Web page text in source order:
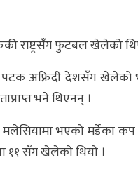
राष्ट्रसँग फुटबल खेलेको
अफ्रिदी देशसँग खेलेको
भने थिएनन् ।
भएको मर्डेका
११ सँग खेलेको थियो ।